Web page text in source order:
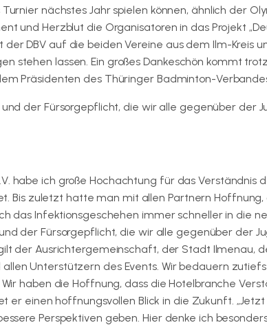
nächstes Jahr spielen können, ähnlich der
und Herzblut die Organisatoren in das Projekt
DBV auf die beiden Vereine aus dem Ilm-Kreis
stehen lassen. Ein großes Dankeschön kommt
Präsidenten des Thüringer Badminton-
der Fürsorgepflicht, die wir alle gegenüber der
habe ich große Hochachtung für das Verständnis
Bis zuletzt hatte man mit allen Partnern Hoffnung,
das Infektionsgeschehen immer schneller in die
der Fürsorgepflicht, die wir alle gegenüber der
der Ausrichtergemeinschaft, der Stadt Ilmenau,
Unterstützern des Events. Wir bedauern
haben die Hoffnung, dass die Hotelbranche
er einen hoffnungsvollen Blick in die Zukunft.
Perspektiven geben. Hier denke ich